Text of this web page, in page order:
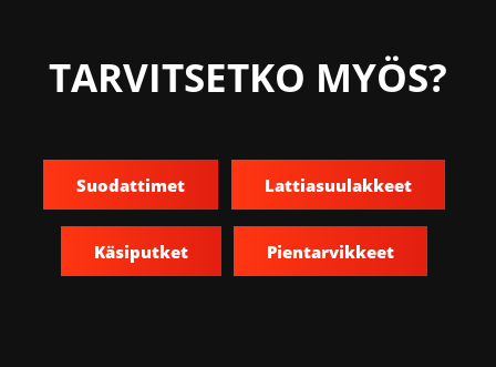
TARVITSETKO MYÖS?
Suodattimet Lattiasuulakkeet
Käsiputket Pientarvikkeet